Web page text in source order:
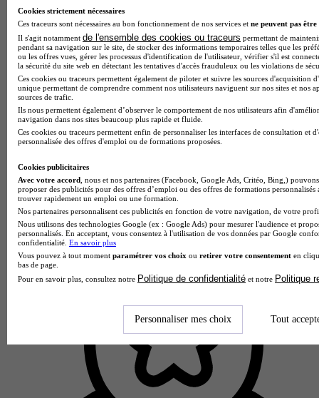
Cookies strictement nécessaires
Ces traceurs sont nécessaires au bon fonctionnement de nos services et ne peuvent pas être
Il s'agit notamment de l'ensemble des cookies ou traceurs permettant de
pendant sa navigation sur le site, de stocker des informations temporaires telles que les
ou les offres vues, gérer les processus d'identification de l'utilisateur, vérifier s'il est
la sécurité du site web en détectant les tentatives d'accès frauduleux ou les violations de
Ces cookies ou traceurs permettent également de piloter et suivre les sources d'acquisition
unique permettant de comprendre comment nos utilisateurs naviguent sur nos sites et nos
sources de trafic.
Ils nous permettent également d’observer le comportement de nos utilisateurs afin
navigation dans nos sites beaucoup plus rapide et fluide.
Ces cookies ou traceurs permettent enfin de personnaliser les interfaces de consultation et
personnalisée des offres d'emploi ou de formations proposées.
Cookies publicitaires
Avec votre accord , nous et nos partenaires (Facebook, Google Ads, Critéo, Bing,)
proposer des publicités pour des offres d’emploi ou des offres de formations
trouver rapidement un emploi ou une formation.
Nos partenaires personnalisent ces publicités en fonction de votre navigation, de votre
Nous utilisons des technologies Google (ex : Google Ads) pour mesurer l'audience et
personnalisés. En acceptant, vous consentez à l'utilisation de vos données par Google
confidentialité. En savoir plus
Vous pouvez à tout moment paramétrer vos choix ou retirer votre consentement en
bas de page.
Pour en savoir plus, consultez notre Politique de confidentialité et notre Politique
Personnaliser mes choix Tout